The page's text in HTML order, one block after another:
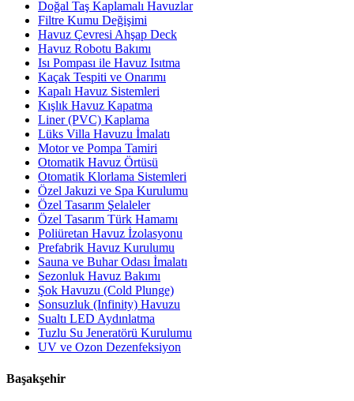
Doğal Taş Kaplamalı Havuzlar
Filtre Kumu Değişimi
Havuz Çevresi Ahşap Deck
Havuz Robotu Bakımı
Isı Pompası ile Havuz Isıtma
Kaçak Tespiti ve Onarımı
Kapalı Havuz Sistemleri
Kışlık Havuz Kapatma
Liner (PVC) Kaplama
Lüks Villa Havuzu İmalatı
Motor ve Pompa Tamiri
Otomatik Havuz Örtüsü
Otomatik Klorlama Sistemleri
Özel Jakuzi ve Spa Kurulumu
Özel Tasarım Şelaleler
Özel Tasarım Türk Hamamı
Poliüretan Havuz İzolasyonu
Prefabrik Havuz Kurulumu
Sauna ve Buhar Odası İmalatı
Sezonluk Havuz Bakımı
Şok Havuzu (Cold Plunge)
Sonsuzluk (Infinity) Havuzu
Sualtı LED Aydınlatma
Tuzlu Su Jeneratörü Kurulumu
UV ve Ozon Dezenfeksiyon
Başakşehir